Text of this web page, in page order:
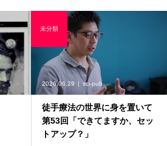
2026.06.29 sci-pub
徒手療法の世界に身を置いて
第53回「できてますか、セッ
トアップ？」
未分類